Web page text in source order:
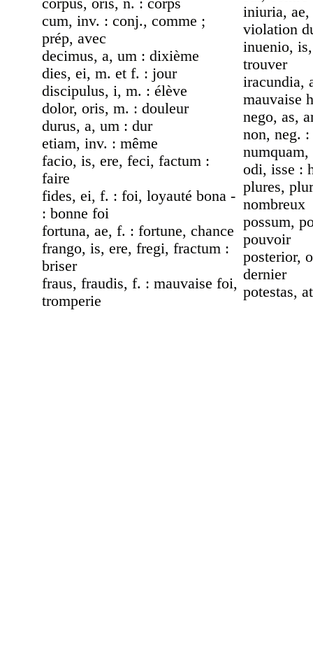
corpus, oris, n. : corps
cum, inv. : conj., comme ;
prép, avec
decimus, a, um : dixième
dies, ei, m. et f. : jour
discipulus, i, m. : élève
dolor, oris, m. : douleur
durus, a, um : dur
etiam, inv. : même
facio, is, ere, feci, factum :
faire
fides, ei, f. : foi, loyauté bona -
: bonne foi
fortuna, ae, f. : fortune, chance
frango, is, ere, fregi, fractum :
briser
fraus, fraudis, f. : mauvaise foi,
tromperie
iniuria,
violation
inuenio,
trouver
iracundia,
mauvaise
nego, as,
non, neg. :
odi, isse :
plures,
nombreux
possum,
pouvoir
posterior,
dernier
potestas,